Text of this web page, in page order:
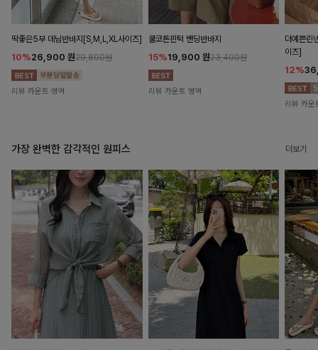
딱좋은5부 데님반바지[S,M,L,XL사이즈]
10%26,900 원29,800원
리뷰 카운트 영역
쿨코튼핀턱 밴딩반바지
15%19,900 원23,400원
리뷰 카운트 영역
더예쁜린
이즈]
12%
리뷰 카운
가장 완벽한 감각적인 원피스 더보기